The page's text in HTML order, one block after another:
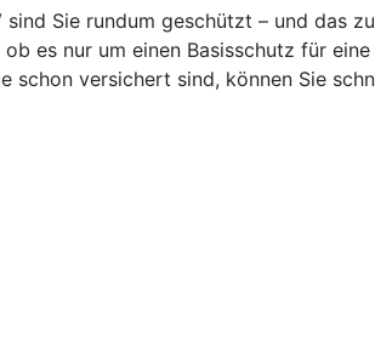
Sie rundum geschützt – und das
ob es nur um einen Basisschutz für
schon versichert sind, können Sie